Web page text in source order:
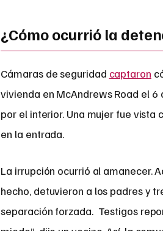
¿Cómo ocurrió la
Cámaras de seguridad captaron
vivienda en McAndrews Road el
por el interior. Una mujer fue vista
en la entrada.
La irrupción ocurrió al amanecer.
hecho, detuvieron a los padres y
separación forzada. Testigos